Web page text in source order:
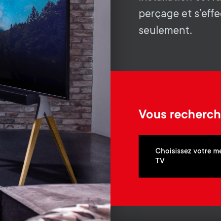
perçage et
seulement.
Vous
Choisissez votre
TV